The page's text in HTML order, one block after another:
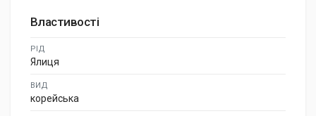
Властивості
РІД
Ялиця
ВИД
корейська